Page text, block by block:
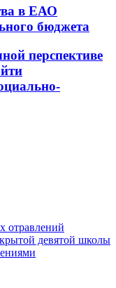
в ЕАО
бюджета
перспективе
отравлений
девятой школы